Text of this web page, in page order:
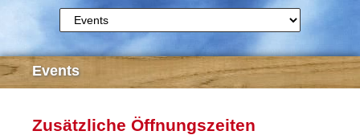
Events
Zusätzliche Öffnungszeiten